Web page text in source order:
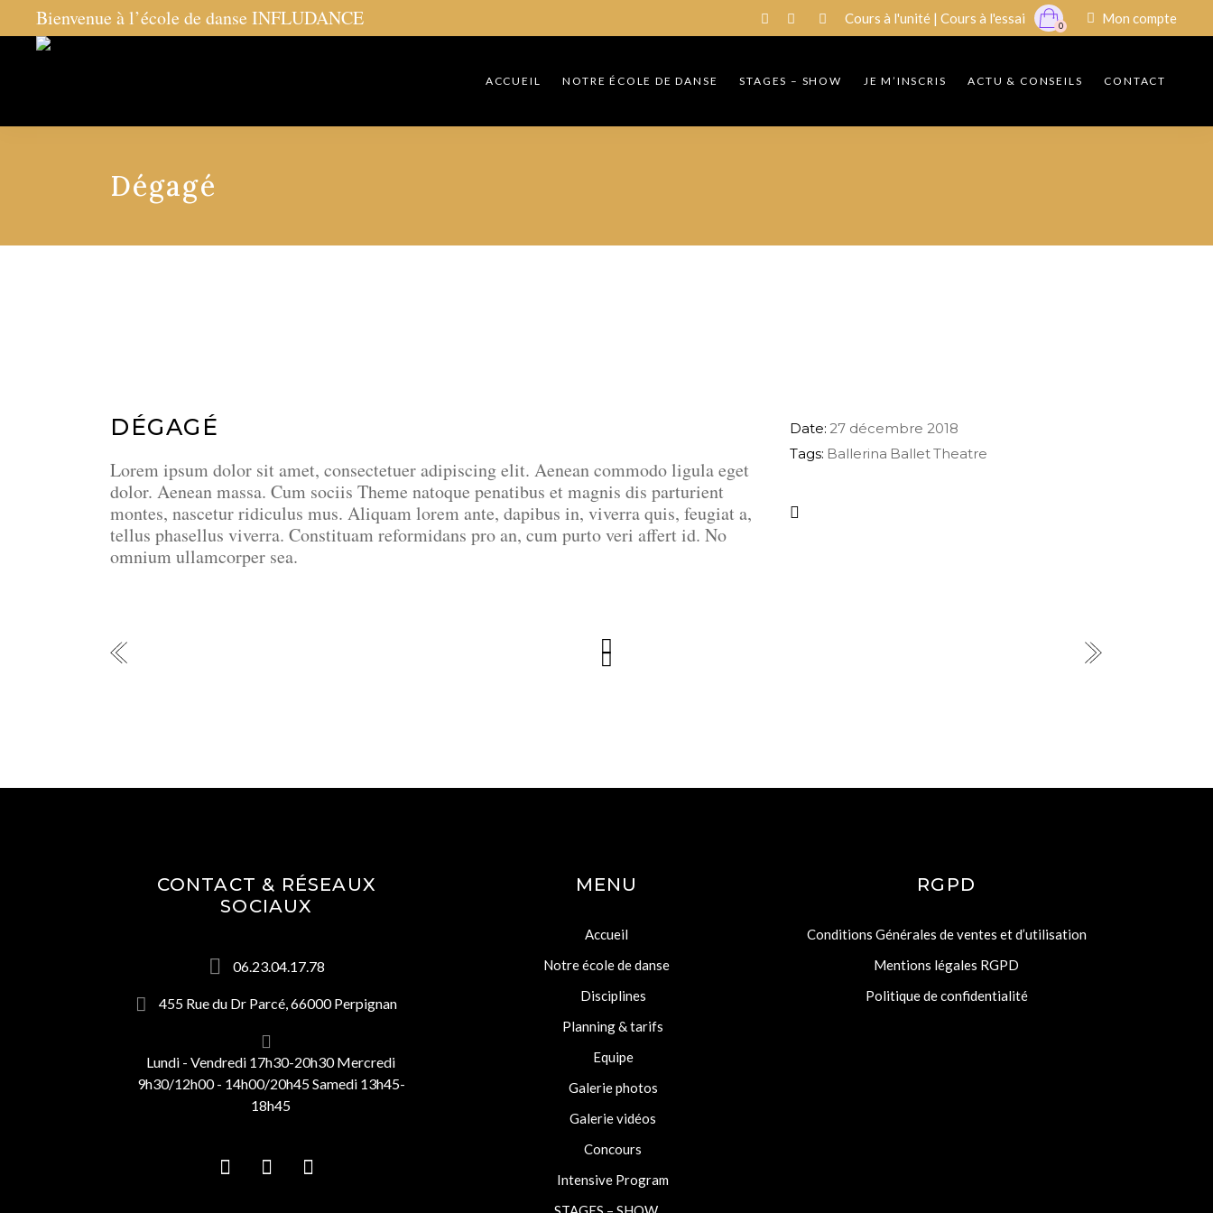
Bienvenue à l’école de danse INFLUDANCE Cours à l'unité | Cours à l'essai 0 Mon compte
ACCUEIL NOTRE ÉCOLE DE DANSE STAGES – SHOW JE M’INSCRIS ACTU & CONSEILS CONTACT
Dégagé
DÉGAGÉ
Lorem ipsum dolor sit amet, consectetuer adipiscing elit. Aenean commodo ligula eget
dolor. Aenean massa. Cum sociis Theme natoque penatibus et magnis dis parturient
montes, nascetur ridiculus mus. Aliquam lorem ante, dapibus in, viverra quis, feugiat a,
tellus phasellus viverra. Constituam reformidans pro an, cum purto veri affert id. No
omnium ullamcorper sea.
Date: 27 décembre 2018
Tags: Ballerina BalletTheatre
CONTACT & RÉSEAUX
SOCIAUX
06.23.04.17.78
455 Rue du Dr Parcé, 66000 Perpignan
Lundi - Vendredi 17h30-20h30 Mercredi
9h30/12h00 - 14h00/20h45 Samedi 13h45-
18h45
MENU
Accueil
Notre école de danse
Disciplines
Planning & tarifs
Equipe
Galerie photos
Galerie vidéos
Concours
Intensive Program
RGPD
Conditions Générales de ventes et d’utilisation
Mentions légales RGPD
Politique de confidentialité